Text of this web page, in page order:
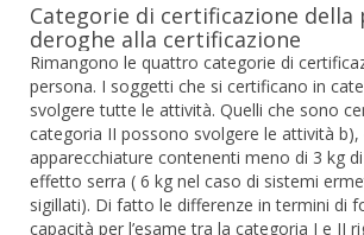
Categorie di certificazione della
deroghe alla certificazione
Rimangono le quattro categorie di
persona. I soggetti che si certificano in
svolgere tutte le attività. Quelli che sono
categoria II possono svolgere le attività b),
apparecchiature contenenti meno di 3 kg
effetto serra ( 6 kg nel caso di sistemi
sigillati). Di fatto le differenze in termini di
capacità per l’esame tra la categoria I e II